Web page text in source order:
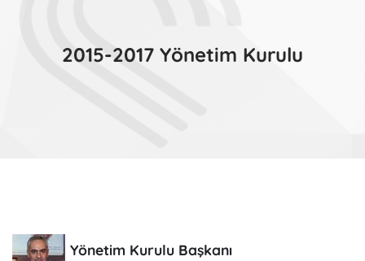
2015-2017 Yönetim Kurulu
Yönetim Kurulu Başkanı